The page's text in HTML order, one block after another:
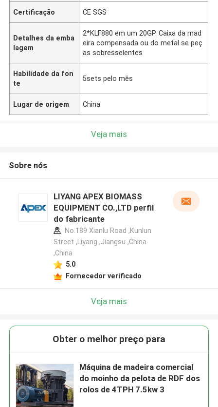
Certificação CE SGS
Detalhes da emba
lagem
2*KLF880 em um 20GP. Caixa da mad
eira compensada ou do metal se peç
as sobresselentes
Habilidade da fon
te
5sets pelo mês
Lugar de origem China
Veja mais
Sobre nós
LIYANG APEX BIOMASS
EQUIPMENT CO.,LTD perfil
do fabricante
No.189 Xianlu Road ,Kunlun
Street ,Liyang ,Jiangsu ,China
,China
5.0
Fornecedor verificado
Veja mais
Obter o melhor preço para
Máquina de madeira comercial
do moinho da pelota de RDF dos
rolos de 4TPH 7.5kw 3